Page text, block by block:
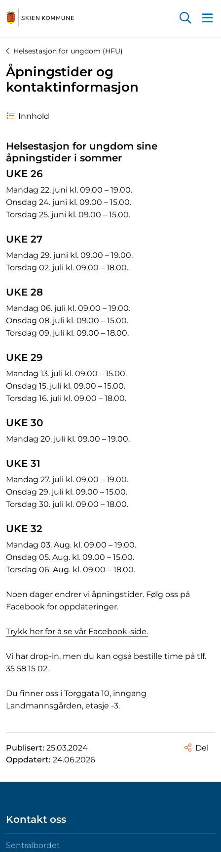
Helsestasjon for ungdom (HFU)
Åpningstider og
kontaktinformasjon
Innhold
Helsestasjon for ungdom sine
åpningstider i sommer
UKE 26
Mandag 22. juni kl. 09.00 – 19.00.
Onsdag 24. juni kl. 09.00 – 15.00.
Torsdag 25. juni kl. 09.00 – 15.00.
UKE 27
Mandag 29. juni kl. 09.00 – 19.00.
Torsdag 02. juli kl. 09.00 – 18.00.
UKE 28
Mandag 06. juli kl. 09.00 – 19.00.
Onsdag 08. juli kl. 09.00 – 15.00.
Torsdag 09. juli kl. 09.00 – 18.00.
UKE 29
Mandag 13. juli kl. 09.00 – 15.00.
Onsdag 15. juli kl. 09.00 – 15.00.
Torsdag 16. juli kl. 09.00 – 18.00.
UKE 30
Mandag 20. juli kl. 09.00 – 19.00.
UKE 31
Mandag 27. juli kl. 09.00 – 19.00.
Onsdag 29. juli kl. 09.00 – 15.00.
Torsdag 30. juli kl. 09.00 – 18.00.
UKE 32
Mandag 03. Aug. kl. 09.00 – 19.00.
Onsdag 05. Aug. kl. 09.00 – 15.00.
Torsdag 06. Aug. kl. 09.00 – 18.00.
Noen dager endrer vi åpningstider. Følg oss på
Facebook for oppdateringer.
Trykk her for å se vår Facebook-side.
Vi har drop-in, men du kan også bestille time på tlf.
35 58 15 02.
Du finner oss i Torggata 10, inngang
Landmannsgården, etasje -3.
Publisert: 25.03.2024
Oppdatert: 24.06.2026
Del
Kontakt oss
Sentralbordet